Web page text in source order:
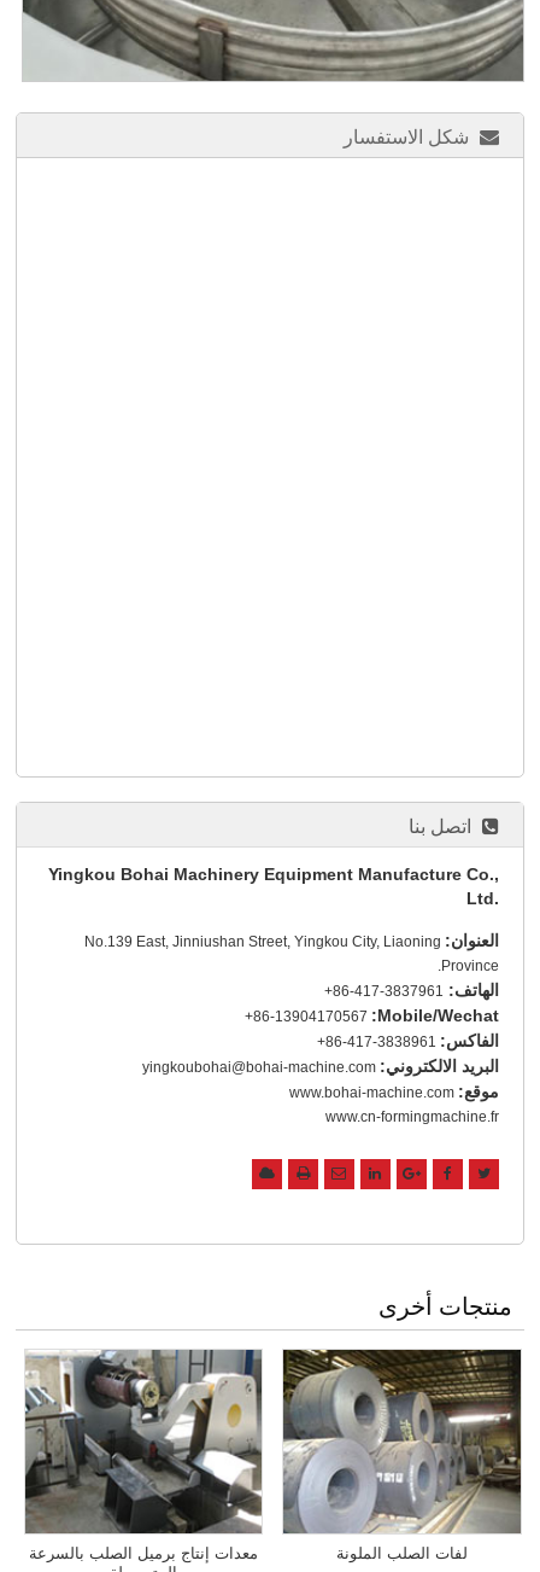
شكل الاستفسار
اتصل بنا
Yingkou Bohai Machinery Equipment Manufacture Co.,
Ltd.
العنوان: No.139 East, Jinniushan Street, Yingkou City, Liaoning
Province.
الهاتف: +86-417-3837961
Mobile/Wechat:
+86-13904170567
الفاكس: +86-417-3838961
البريد الالكتروني: yingkoubohai@bohai-machine.com
موقع: www.bohai-machine.com
www.cn-formingmachine.fr
منتجات أخرى
لفات الصلب الملونة
معدات إنتاج برميل الصلب بالسرعة